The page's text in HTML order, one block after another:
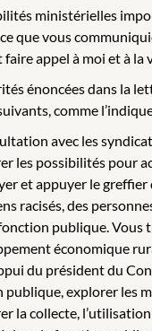
ministérielles
ce que vous
appel à moi et à
énoncées dans la
comme
avec les
les possibilités pour
et appuyer le
racisés, des
publique. Vous
économique
du président du
publique, explorer les
la collecte,